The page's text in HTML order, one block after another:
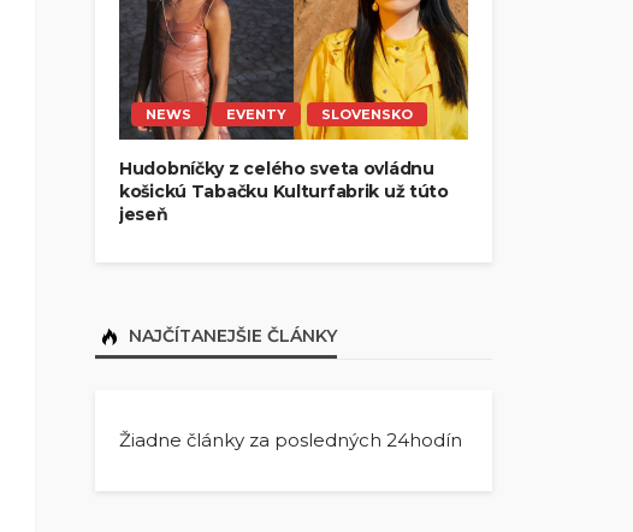
NEWS EVENTY SLOVENSKO
Hudobníčky z celého sveta ovládnu
košickú Tabačku Kulturfabrik už túto
jeseň
NAJČÍTANEJŠIE ČLÁNKY
Žiadne články za posledných 24hodín